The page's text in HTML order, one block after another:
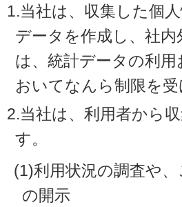
1.当社は、収集した個
データを作成し、社
は、統計データの利
おいてなんら制限を
2.当社は、利用者から
す。
(1)利用状況の調査や
の開示